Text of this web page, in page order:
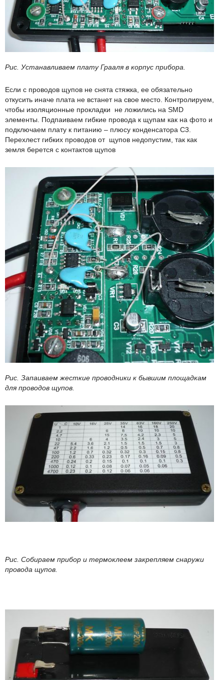
Рис. Устанавливаем плату Грааля в корпус прибора.
Если с проводов щупов не снята стяжка, ее обязательно
откусить иначе плата не встанет на свое место. Контролируем,
чтобы изоляционные прокладки не ложились на SMD
элементы. Подпаиваем гибкие провода к щупам как на фото и
подключаем плату к питанию – плюсу конденсатора C3.
Перехлест гибких проводов от щупов недопустим, так как
земля берется с контактов щупов
Рис. Запаиваем жесткие проводники к бывшим площадкам
для проводов щупов.
Рис. Собираем прибор и термоклеем закрепляем снаружи
провода щупов.